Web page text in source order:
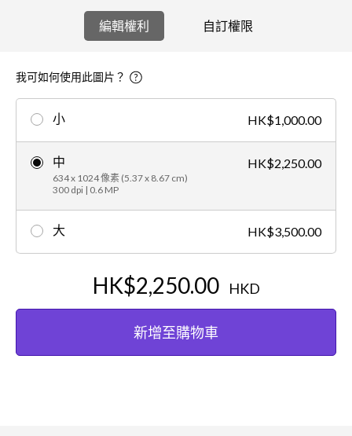
編輯權利 自訂權限
我可如何使用此圖片？
小 HK$1,000.00
中
634 x 1024 像素 (5.37 x 8.67 cm)
300 dpi | 0.6 MP
HK$2,250.00
大 HK$3,500.00
HK$2,250.00 HKD
新增至購物車